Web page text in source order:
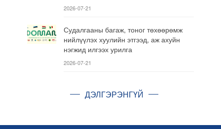
2026-07-21
Судалгааны багаж, тоног төхөөрөмж
нийлүүлэх хуулийн этгээд, аж ахуйн
нэгжид илгээх урилга
2026-07-21
ДЭЛГЭРЭНГҮЙ